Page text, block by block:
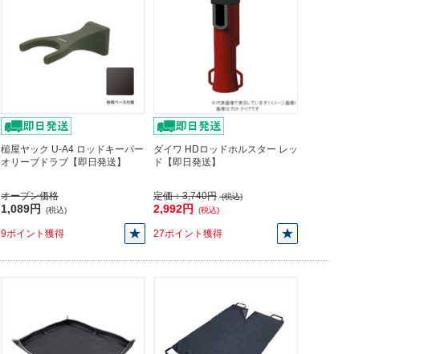
槌屋ヤック U-A4 ロッドキーパー
オリーブドラブ【即日発送】
オープン価格
1,089円 (税込)
9ポイント獲得
ダイワ HDロッドホルスター レッ
ド【即日発送】
定価：3,740円 (税込)
2,992円 (税込)
27ポイント獲得